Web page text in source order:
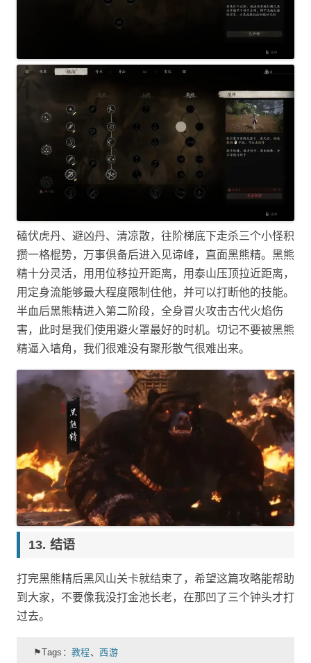
磕伏虎丹、避凶丹、清凉散，往阶梯底下走杀三个小怪积
攒一格棍势，万事俱备后进入见谛峰，直面黑熊精。黑熊
精十分灵活，用用位移拉开距离，用泰山压顶拉近距离，
用定身流能够最大程度限制住他，并可以打断他的技能。
半血后黑熊精进入第二阶段，全身冒火攻击古代火焰伤
害，此时是我们使用避火罩最好的时机。切记不要被黑熊
精逼入墙角，我们很难没有聚形散气很难出来。
结语
打完黑熊精后黑风山关卡就结束了，希望这篇攻略能帮助
到大家，不要像我没打金池长老，在那凹了三个钟头才打
过去。
⚑Tags：教程、西游